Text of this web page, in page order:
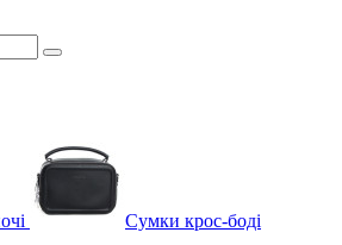
Сумки крос-боді